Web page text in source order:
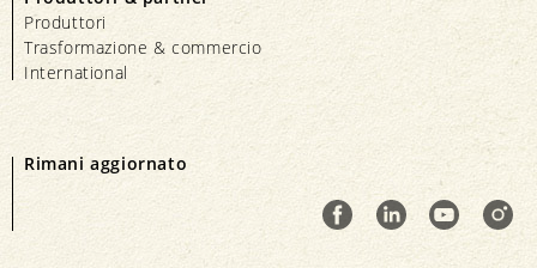
Produttori
Trasformazione & commercio
International
Rimani aggiornato